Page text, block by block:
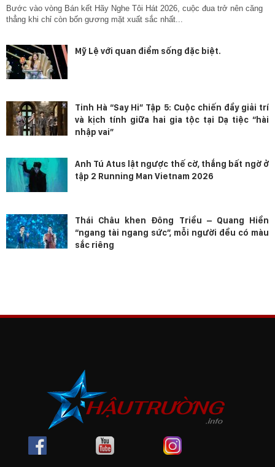
Bước vào vòng Bán kết Hãy Nghe Tôi Hát 2026, cuộc đua trở nên căng
thẳng khi chỉ còn bốn gương mặt xuất sắc nhất...
Mỹ Lệ với quan điểm sống đặc biệt.
Tinh Hà “Say Hi” Tập 5: Cuộc chiến đầy giải trí
và kịch tính giữa hai gia tộc tại Dạ tiệc “hài
nhập vai”
Anh Tú Atus lật ngược thế cờ, thắng bất ngờ ở
tập 2 Running Man Vietnam 2026
Thái Châu khen Đông Triều – Quang Hiền
“ngang tài ngang sức”, mỗi người đều có màu
sắc riêng